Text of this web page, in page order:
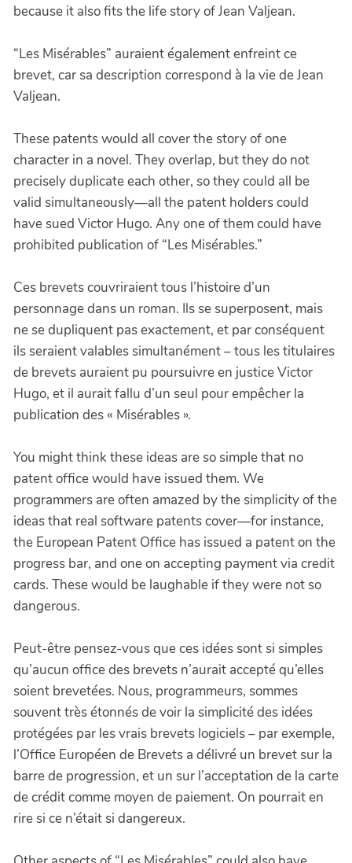
because it also fits the life story of Jean Valjean.
“Les Misérables” auraient également enfreint ce
brevet, car sa description correspond à la vie de Jean
Valjean.
These patents would all cover the story of one
character in a novel. They overlap, but they do not
precisely duplicate each other, so they could all be
valid simultaneously—all the patent holders could
have sued Victor Hugo. Any one of them could have
prohibited publication of “Les Misérables.”
Ces brevets couvriraient tous l’histoire d’un
personnage dans un roman. Ils se superposent, mais
ne se dupliquent pas exactement, et par conséquent
ils seraient valables simultanément – tous les titulaires
de brevets auraient pu poursuivre en justice Victor
Hugo, et il aurait fallu d’un seul pour empêcher la
publication des « Misérables ».
You might think these ideas are so simple that no
patent office would have issued them. We
programmers are often amazed by the simplicity of the
ideas that real software patents cover—for instance,
the European Patent Office has issued a patent on the
progress bar, and one on accepting payment via credit
cards. These would be laughable if they were not so
dangerous.
Peut-être pensez-vous que ces idées sont si simples
qu’aucun office des brevets n’aurait accepté qu’elles
soient brevetées. Nous, programmeurs, sommes
souvent très étonnés de voir la simplicité des idées
protégées par les vrais brevets logiciels – par exemple,
l’Office Européen de Brevets a délivré un brevet sur la
barre de progression, et un sur l’acceptation de la carte
de crédit comme moyen de paiement. On pourrait en
rire si ce n’était si dangereux.